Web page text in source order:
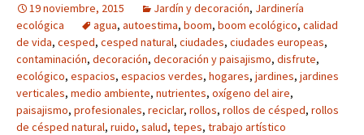
19 noviembre, 2015 Jardín y decoración, Jardinería
ecológica
agua, autoestima, boom, boom ecológico, calidad
de vida, cesped, cesped natural, ciudades, ciudades europeas,
contaminación, decoración, decoración y paisajismo, disfrute,
ecológico, espacios, espacios verdes, hogares, jardines, jardines
verticales, medio ambiente, nutrientes, oxígeno del aire,
paisajismo, profesionales, reciclar, rollos, rollos de césped, rollos
de césped natural, ruido, salud, tepes, trabajo artístico